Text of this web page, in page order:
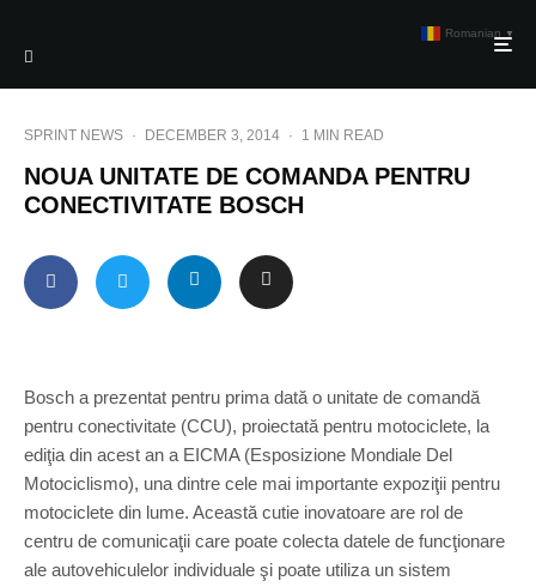
SPRINT NEWS · DECEMBER 3, 2014 · 1 MIN READ
NOUA UNITATE DE COMANDA PENTRU
CONECTIVITATE BOSCH
Bosch a prezentat pentru prima dată o unitate de comandă
pentru conectivitate (CCU), proiectată pentru motociclete, la
ediţia din acest an a EICMA (Esposizione Mondiale Del
Motociclismo), una dintre cele mai importante expoziţii pentru
motociclete din lume. Această cutie inovatoare are rol de
centru de comunicaţii care poate colecta datele de funcţionare
ale autovehiculelor individuale şi poate utiliza un sistem
Romanian ▼